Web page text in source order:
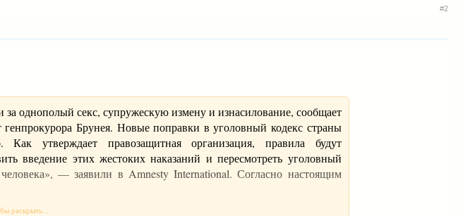
#2
за однополый секс, супружескую измену и изнасилование, сообщает
Брунея. Новые поправки в уголовный кодекс страны
утверждает правозащитная организация, правила будут
введение этих жестоких наказаний и пересмотреть уголовный
— заявили в Amnesty International. Согласно настоящим
раскрыть...